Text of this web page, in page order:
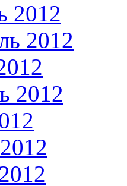
2012
2012
2012